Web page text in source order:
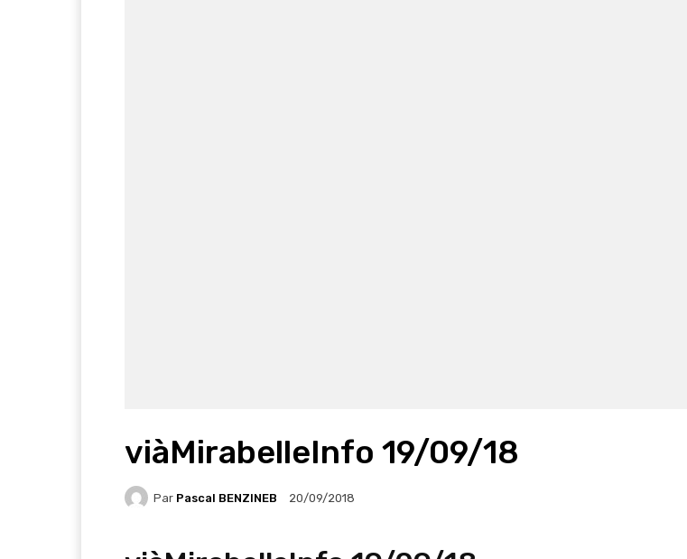
viàMirabelleInfo 19/09/18
Par Pascal BENZINEB 20/09/2018